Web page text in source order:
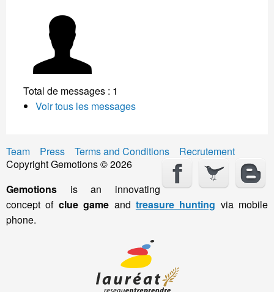
Total de messages : 1
Voir tous les messages
Team Press Terms and Conditions
Recrutement
Copyright Gemotions © 2026
Gemotions is an innovating
concept of clue game and treasure hunting via mobile
phone.